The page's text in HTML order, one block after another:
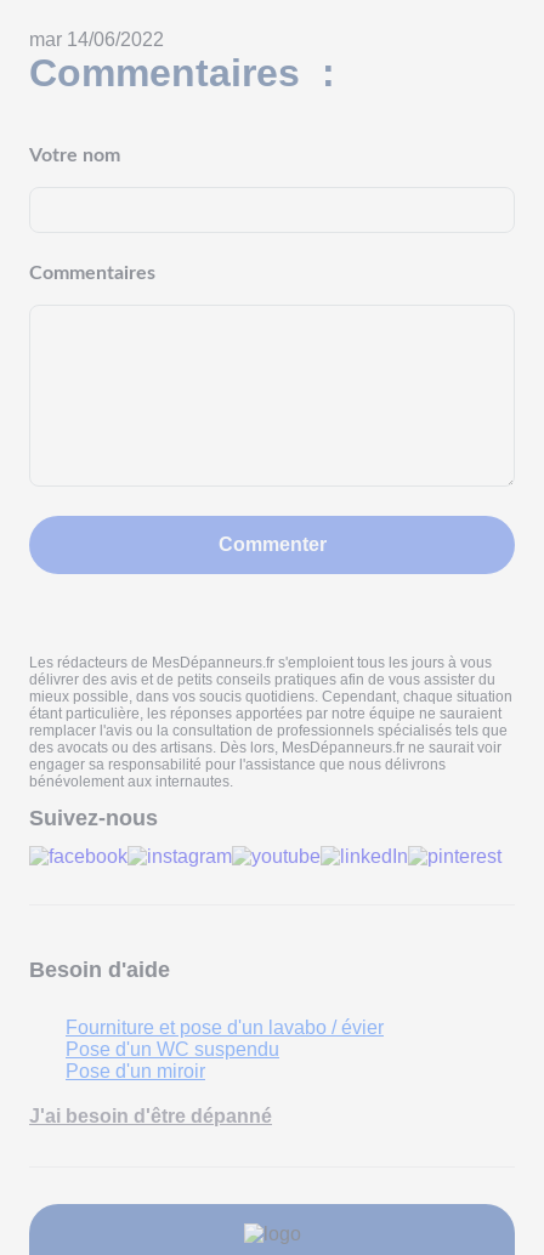
mar 14/06/2022
Commentaires :
Votre nom
Commentaires
Commenter
Les rédacteurs de MesDépanneurs.fr s'emploient tous les jours à vous
délivrer des avis et de petits conseils pratiques afin de vous assister du
mieux possible, dans vos soucis quotidiens. Cependant, chaque situation
étant particulière, les réponses apportées par notre équipe ne sauraient
remplacer l'avis ou la consultation de professionnels spécialisés tels que
des avocats ou des artisans. Dès lors, MesDépanneurs.fr ne saurait voir
engager sa responsabilité pour l'assistance que nous délivrons
bénévolement aux internautes.
Suivez-nous
Besoin d'aide
Fourniture et pose d'un lavabo / évier
Pose d'un WC suspendu
Pose d'un miroir
J'ai besoin d'être dépanné